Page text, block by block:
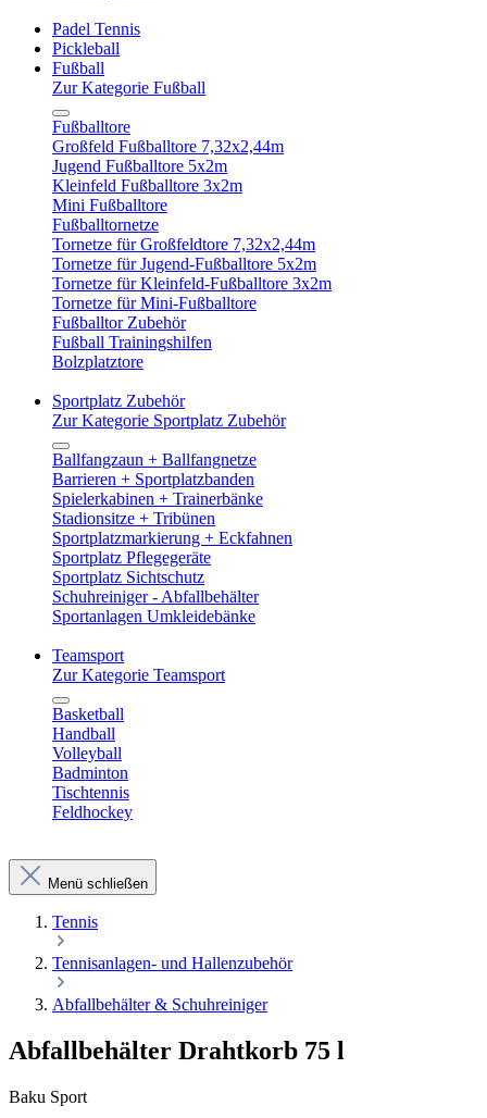
Padel Tennis
Pickleball
Fußball
Zur Kategorie Fußball
Fußballtore
Großfeld Fußballtore 7,32x2,44m
Jugend Fußballtore 5x2m
Kleinfeld Fußballtore 3x2m
Mini Fußballtore
Fußballtornetze
Tornetze für Großfeldtore 7,32x2,44m
Tornetze für Jugend-Fußballtore 5x2m
Tornetze für Kleinfeld-Fußballtore 3x2m
Tornetze für Mini-Fußballtore
Fußballtor Zubehör
Fußball Trainingshilfen
Bolzplatztore
Sportplatz Zubehör
Zur Kategorie Sportplatz Zubehör
Ballfangzaun + Ballfangnetze
Barrieren + Sportplatzbanden
Spielerkabinen + Trainerbänke
Stadionsitze + Tribünen
Sportplatzmarkierung + Eckfahnen
Sportplatz Pflegegeräte
Sportplatz Sichtschutz
Schuhreiniger - Abfallbehälter
Sportanlagen Umkleidebänke
Teamsport
Zur Kategorie Teamsport
Basketball
Handball
Volleyball
Badminton
Tischtennis
Feldhockey
Menü schließen
Tennis
Tennisanlagen- und Hallenzubehör
Abfallbehälter & Schuhreiniger
Abfallbehälter Drahtkorb 75 l
Baku Sport